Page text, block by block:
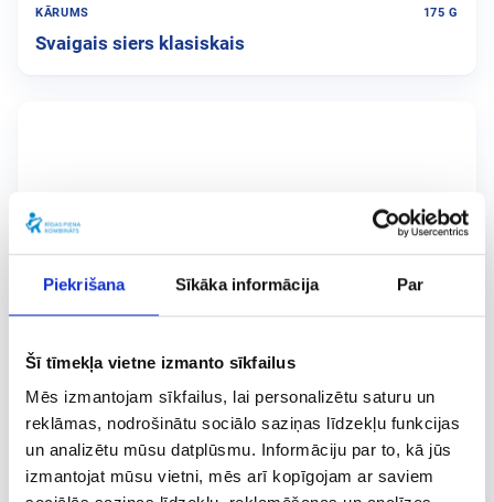
Piekrišana Sīkāka informācija Par
Šī tīmekļa vietne izmanto sīkfailus
Mēs izmantojam sīkfailus, lai personalizētu saturu un
reklāmas, nodrošinātu sociālo saziņas līdzekļu funkcijas
un analizētu mūsu datplūsmu. Informāciju par to, kā jūs
izmantojat mūsu vietni, mēs arī kopīgojam ar saviem
KĀRUMS 175 G
Svaigais siers klasiskais